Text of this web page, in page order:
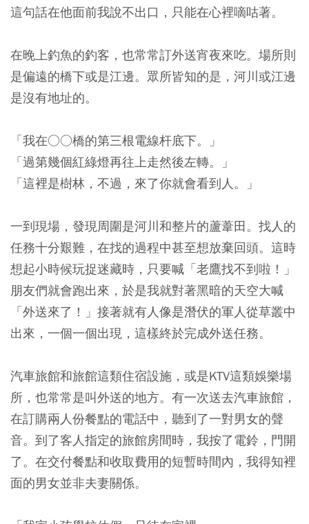
這句話在他面前我說不出口，只能在心裡嘀咕著。
在晚上釣魚的釣客，也常常訂外送宵夜來吃。場所則
是偏遠的橋下或是江邊。眾所皆知的是，河川或江邊
是沒有地址的。
「我在○○橋的第三根電線杆底下。」
「過第幾個紅綠燈再往上走然後左轉。」
「這裡是樹林，不過，來了你就會看到人。」
一到現場，發現周圍是河川和整片的蘆葦田。找人的
任務十分艱難，在找的過程中甚至想放棄回頭。這時
想起小時候玩捉迷藏時，只要喊「老鷹找不到啦！」
朋友們就會跑出來，於是我就對著黑暗的天空大喊
「外送來了！」接著就有人像是潛伏的軍人從草叢中
出來，一個一個出現，這樣終於完成外送任務。
汽車旅館和旅館這類住宿設施，或是KTV這類娛樂場
所，也常常是叫外送的地方。有一次送去汽車旅館，
在訂購兩人份餐點的電話中，聽到了一對男女的聲
音。到了客人指定的旅館房間時，我按了電鈴，門開
了。在交付餐點和收取費用的短暫時間內，我得知裡
面的男女並非夫妻關係。